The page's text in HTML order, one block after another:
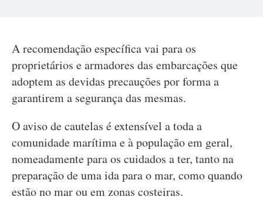
A recomendação específica vai para os
proprietários e armadores das embarcações que
adoptem as devidas precauções por forma a
garantirem a segurança das mesmas.
O aviso de cautelas é extensível a toda a
comunidade marítima e à população em geral,
nomeadamente para os cuidados a ter, tanto na
preparação de uma ida para o mar, como quando
estão no mar ou em zonas costeiras.